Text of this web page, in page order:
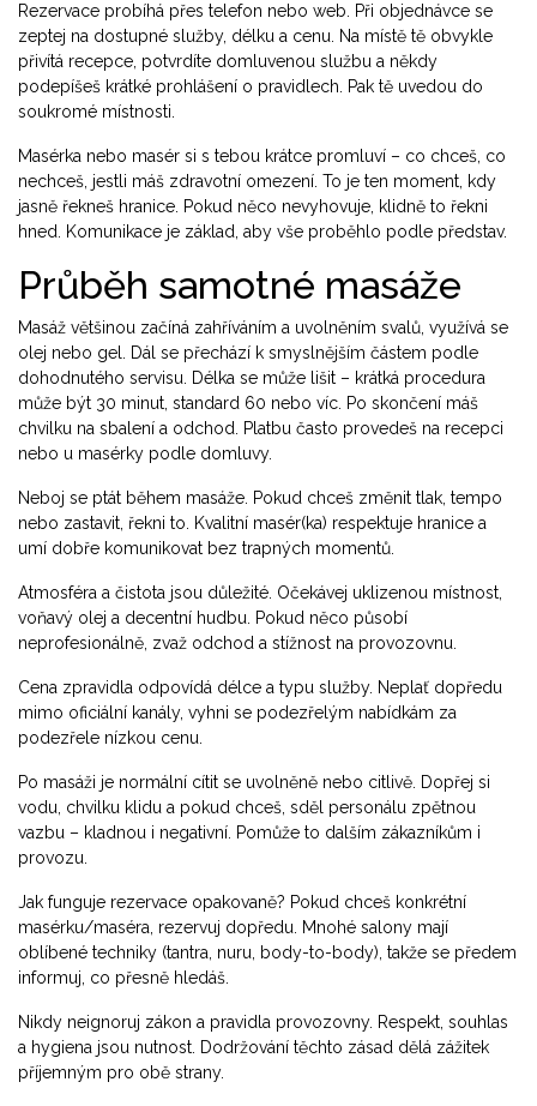
Rezervace probíhá přes telefon nebo web. Při objednávce se
zeptej na dostupné služby, délku a cenu. Na místě tě obvykle
přivítá recepce, potvrdíte domluvenou službu a někdy
podepíšeš krátké prohlášení o pravidlech. Pak tě uvedou do
soukromé místnosti.
Masérka nebo masér si s tebou krátce promluví – co chceš, co
nechceš, jestli máš zdravotní omezení. To je ten moment, kdy
jasně řekneš hranice. Pokud něco nevyhovuje, klidně to řekni
hned. Komunikace je základ, aby vše proběhlo podle představ.
Průběh samotné masáže
Masáž většinou začíná zahříváním a uvolněním svalů, využívá se
olej nebo gel. Dál se přechází k smyslnějším částem podle
dohodnutého servisu. Délka se může lišit – krátká procedura
může být 30 minut, standard 60 nebo víc. Po skončení máš
chvilku na sbalení a odchod. Platbu často provedeš na recepci
nebo u masérky podle domluvy.
Neboj se ptát během masáže. Pokud chceš změnit tlak, tempo
nebo zastavit, řekni to. Kvalitní masér(ka) respektuje hranice a
umí dobře komunikovat bez trapných momentů.
Atmosféra a čistota jsou důležité. Očekávej uklizenou místnost,
voňavý olej a decentní hudbu. Pokud něco působí
neprofesionálně, zvaž odchod a stížnost na provozovnu.
Cena zpravidla odpovídá délce a typu služby. Neplať dopředu
mimo oficiální kanály, vyhni se podezřelým nabídkám za
podezřele nízkou cenu.
Po masáži je normální cítit se uvolněně nebo citlivě. Dopřej si
vodu, chvilku klidu a pokud chceš, sděl personálu zpětnou
vazbu – kladnou i negativní. Pomůže to dalším zákazníkům i
provozu.
Jak funguje rezervace opakovaně? Pokud chceš konkrétní
masérku/maséra, rezervuj dopředu. Mnohé salony mají
oblíbené techniky (tantra, nuru, body-to-body), takže se předem
informuj, co přesně hledáš.
Nikdy neignoruj zákon a pravidla provozovny. Respekt, souhlas
a hygiena jsou nutnost. Dodržování těchto zásad dělá zážitek
příjemným pro obě strany.